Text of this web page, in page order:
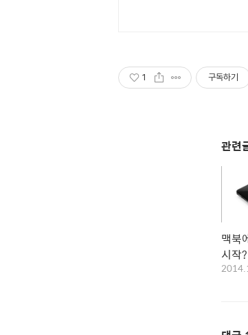
1 구독하기
관련
맥북
시작
북에